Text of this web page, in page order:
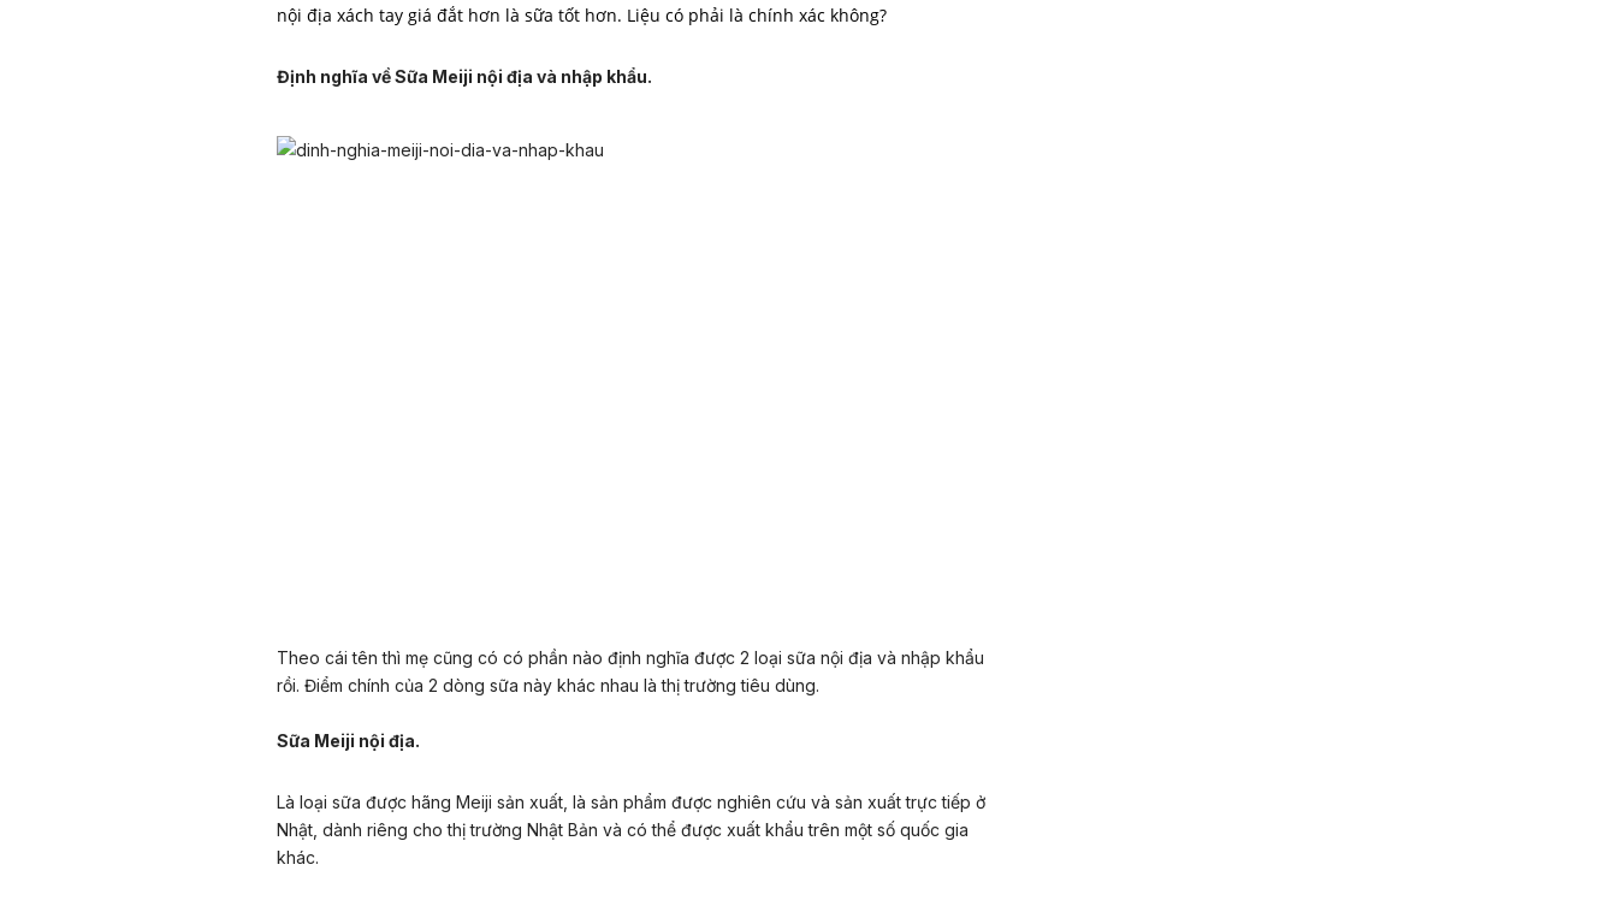
nội địa xách tay giá đắt hơn là sữa tốt hơn. Liệu có phải là chính xác không?
Định nghĩa về Sữa Meiji nội địa và nhập khẩu.
Theo cái tên thì mẹ cũng có có phần nào định nghĩa được 2 loại sữa nội địa và nhập khẩu
rồi. Điểm chính của 2 dòng sữa này khác nhau là thị trường tiêu dùng.
Sữa Meiji nội địa.
Là loại sữa được hãng Meiji sản xuất, là sản phẩm được nghiên cứu và sản xuất trực tiếp ở
Nhật, dành riêng cho thị trường Nhật Bản và có thể được xuất khẩu trên một số quốc gia
khác.